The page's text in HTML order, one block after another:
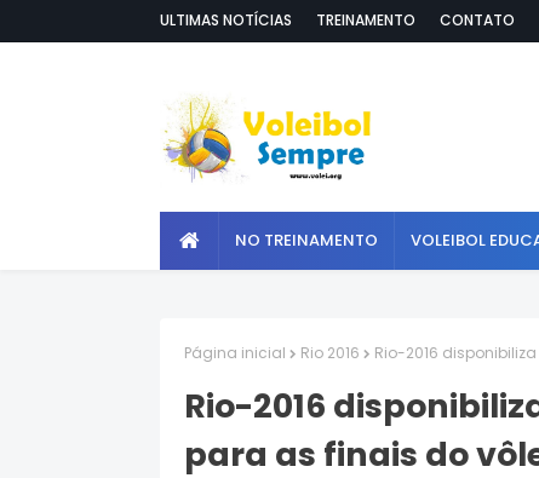
ULTIMAS NOTÍCIAS TREINAMENTO CONTATO
NO TREINAMENTO VOLEIBOL
Página inicial Rio 2016 Rio-2016
Rio-2016
para as finais do